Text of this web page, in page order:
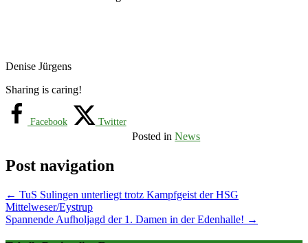
Denise Jürgens
Sharing is caring!
Facebook Twitter
Posted inNews
Post navigation
← TuS Sulingen unterliegt trotz Kampfgeist der HSG
Mittelweser/Eystrup
Spannende Aufholjagd der 1. Damen in der Edenhalle! →